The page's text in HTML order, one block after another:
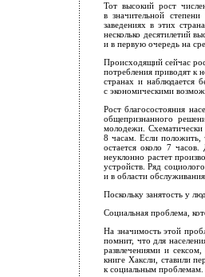
Тот высокий рост
в значительной
заведениях в этих
несколько десятилетий
и в первую очередь на
Происходящий сейчас
потребления приводят к
странах и наблюдается
с экономическими
Рост благосостояния
общепризнанного
молодежи. Схематически
8 часам. Если положить,
остается около 7
неуклонно растет
устройств. Ряд
и в области обслуживания.
Поскольку занятость у
Социальная проблема,
На значимость этой
помнит, что для
развлечениями и
книге Хаксли, ставили
к социальным проблемам.